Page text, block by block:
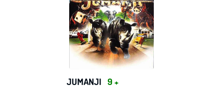
JUMANJI 9 +